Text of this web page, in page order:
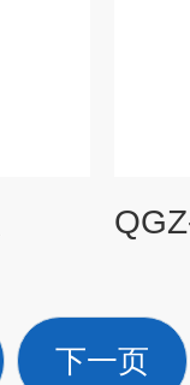
下一页